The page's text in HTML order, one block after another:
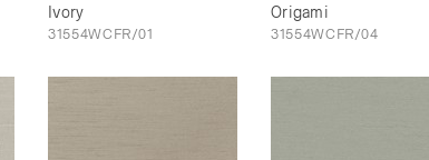
Ivory
31554WCFR/01
Origami
31554WCFR/04